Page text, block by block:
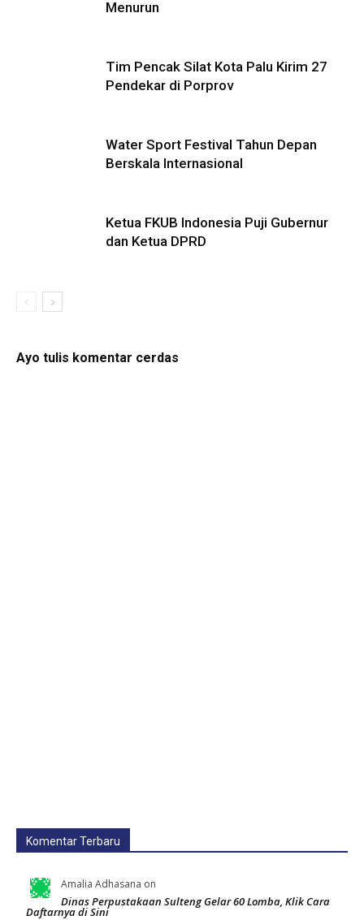
Menurun
Tim Pencak Silat Kota Palu Kirim 27
Pendekar di Porprov
Water Sport Festival Tahun Depan
Berskala Internasional
Ketua FKUB Indonesia Puji Gubernur
dan Ketua DPRD
Ayo tulis komentar cerdas
Komentar Terbaru
Amalia Adhasana on
Dinas Perpustakaan Sulteng Gelar 60 Lomba, Klik Cara
Daftarnya di Sini